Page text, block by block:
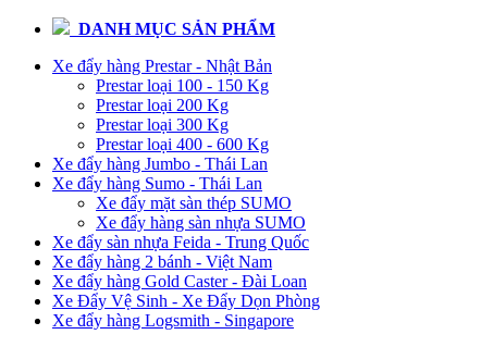
DANH MỤC SẢN PHẨM
Xe đẩy hàng Prestar - Nhật Bản
Prestar loại 100 - 150 Kg
Prestar loại 200 Kg
Prestar loại 300 Kg
Prestar loại 400 - 600 Kg
Xe đẩy hàng Jumbo - Thái Lan
Xe đẩy hàng Sumo - Thái Lan
Xe đẩy mặt sàn thép SUMO
Xe đẩy hàng sàn nhựa SUMO
Xe đẩy sàn nhựa Feida - Trung Quốc
Xe đẩy hàng 2 bánh - Việt Nam
Xe đẩy hàng Gold Caster - Đài Loan
Xe Đẩy Vệ Sinh - Xe Đẩy Dọn Phòng
Xe đẩy hàng Logsmith - Singapore